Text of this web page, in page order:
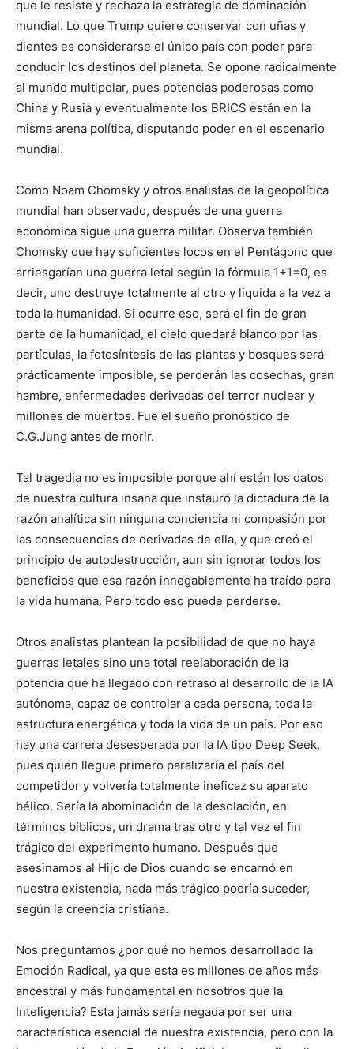
que le resiste y rechaza la estrategia de dominación
mundial. Lo que Trump quiere conservar con uñas y
dientes es considerarse el único país con poder para
conducir los destinos del planeta. Se opone radicalmente
al mundo multipolar, pues potencias poderosas como
China y Rusia y eventualmente los BRICS están en la
misma arena política, disputando poder en el escenario
mundial.
Como Noam Chomsky y otros analistas de la geopolítica
mundial han observado, después de una guerra
económica sigue una guerra militar. Observa también
Chomsky que hay suficientes locos en el Pentágono que
arriesgarían una guerra letal según la fórmula 1+1=0, es
decir, uno destruye totalmente al otro y liquida a la vez a
toda la humanidad. Si ocurre eso, será el fin de gran
parte de la humanidad, el cielo quedará blanco por las
partículas, la fotosíntesis de las plantas y bosques será
prácticamente imposible, se perderán las cosechas, gran
hambre, enfermedades derivadas del terror nuclear y
millones de muertos. Fue el sueño pronóstico de
C.G.Jung antes de morir.
Tal tragedia no es imposible porque ahí están los datos
de nuestra cultura insana que instauró la dictadura de la
razón analítica sin ninguna conciencia ni compasión por
las consecuencias de derivadas de ella, y que creó el
principio de autodestrucción, aun sin ignorar todos los
beneficios que esa razón innegablemente ha traído para
la vida humana. Pero todo eso puede perderse.
Otros analistas plantean la posibilidad de que no haya
guerras letales sino una total reelaboración de la
potencia que ha llegado con retraso al desarrollo de la IA
autónoma, capaz de controlar a cada persona, toda la
estructura energética y toda la vida de un país. Por eso
hay una carrera desesperada por la IA tipo Deep Seek,
pues quien llegue primero paralizaría el país del
competidor y volvería totalmente ineficaz su aparato
bélico. Sería la abominación de la desolación, en
términos bíblicos, un drama tras otro y tal vez el fin
trágico del experimento humano. Después que
asesinamos al Hijo de Dios cuando se encarnó en
nuestra existencia, nada más trágico podría suceder,
según la creencia cristiana.
Nos preguntamos ¿por qué no hemos desarrollado la
Emoción Radical, ya que esta es millones de años más
ancestral y más fundamental en nosotros que la
Inteligencia? Esta jamás sería negada por ser una
característica esencial de nuestra existencia, pero con la